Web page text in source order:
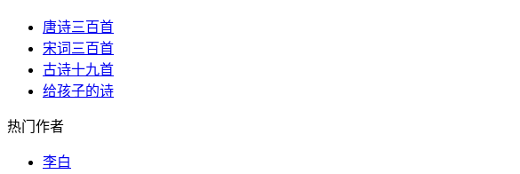
唐诗三百首
宋词三百首
古诗十九首
给孩子的诗
热门作者
李白